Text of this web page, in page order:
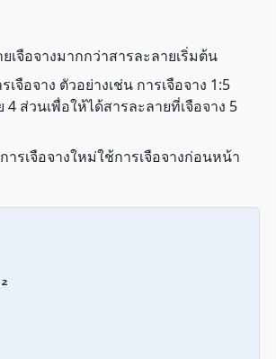
จือจางมากกว่าสารละลายเริ่มต้น
จือจาง ตัวอย่างเช่น การเจือจาง 1:5
ส่วนเพื่อให้ได้สารละลายที่เจือจาง 5
รเจือจางใหม่ใช้การเจือจางก่อนหน้า